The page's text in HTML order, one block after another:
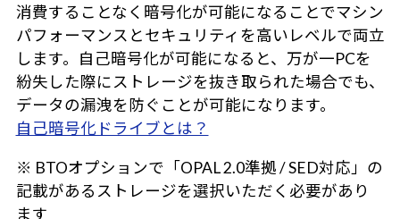
消費することなく暗号化が可能になることでマシン
パフォーマンスとセキュリティを高いレベルで両立
します。自己暗号化が可能になると、万が一PCを
紛失した際にストレージを抜き取られた場合でも、
データの漏洩を防ぐことが可能になります。
自己暗号化ドライブとは？
※ BTOオプションで「OPAL 2.0準拠 / SED対応」の
記載があるストレージを選択いただく必要があり
ます